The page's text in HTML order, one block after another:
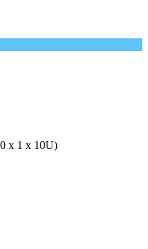
x 1 x 10U)